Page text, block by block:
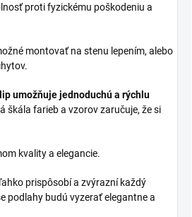
proti fyzickému poškodeniu a
montovať na stenu lepením, alebo
umožňujejednoduchú a rýchlu
škála farieb a vzorov zaručuje, že si
kvality a elegancie.
prispôsobí a zvýrazní každý
podlahy budú vyzeraťelegantne a